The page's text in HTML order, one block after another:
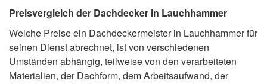
Preisvergleich der Dachdecker in Lauchhammer
Welche Preise ein Dachdeckermeister in Lauchhammer für
seinen Dienst abrechnet, ist von verschiedenen
Umständen abhängig, teilweise von den verarbeiteten
Materialien, der Dachform, dem Arbeitsaufwand, der